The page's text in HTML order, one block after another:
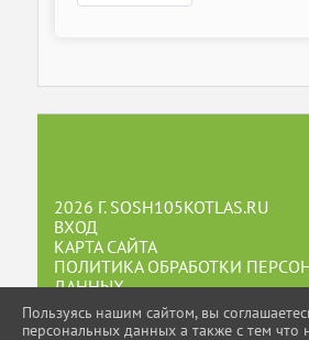
2026 Г. SOSH105KOTLAS.RU
ВХОД
КАРТА САЙТА
ПОЛИТИКА ОБРАБОТКИ
ДАННЫХ
СДЕЛАНО НА KUBCMS
Пользуясь нашим сайтом, вы
персональных данных а также с тем что